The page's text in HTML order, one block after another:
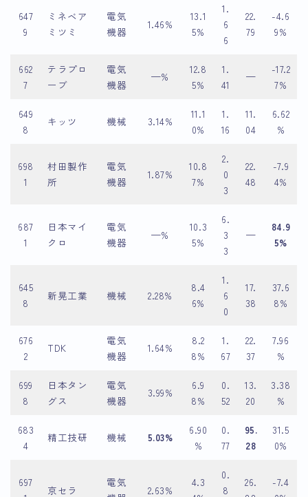
647
9
ミネベア
ミツミ
電気
機器
1.46%
13.1
5%
1.
6
6
22.
79
-4.6
9%
662
7
テラプロ
ーブ
電気
機器
—%
12.8
5%
1.
41
—
-17.2
7%
649
8
キッツ 機械 3.14%
11.1
0%
1.
16
11.
04
6.62
%
698
1
村田製作
所
電気
機器
1.87%
10.8
7%
2.
0
3
22.
48
-7.9
4%
687
1
日本マイ
クロ
電気
機器
—%
10.3
5%
6.
3
3
—
84.9
5%
645
8
新晃工業 機械 2.28%
8.4
6%
1.
6
0
17.
38
37.6
8%
676
2
TDK
電気
機器
1.64%
8.2
8%
1.
67
22.
37
7.96
%
699
8
日本タン
グス
電気
機器
3.99%
6.9
8%
0.
52
13.
20
3.38
%
683
4
精工技研 機械 5.03%
6.90
%
0.
77
95.
28
31.5
0%
697
京セラ
電気
2.63%
4.3
0.
8
26.
-7.4